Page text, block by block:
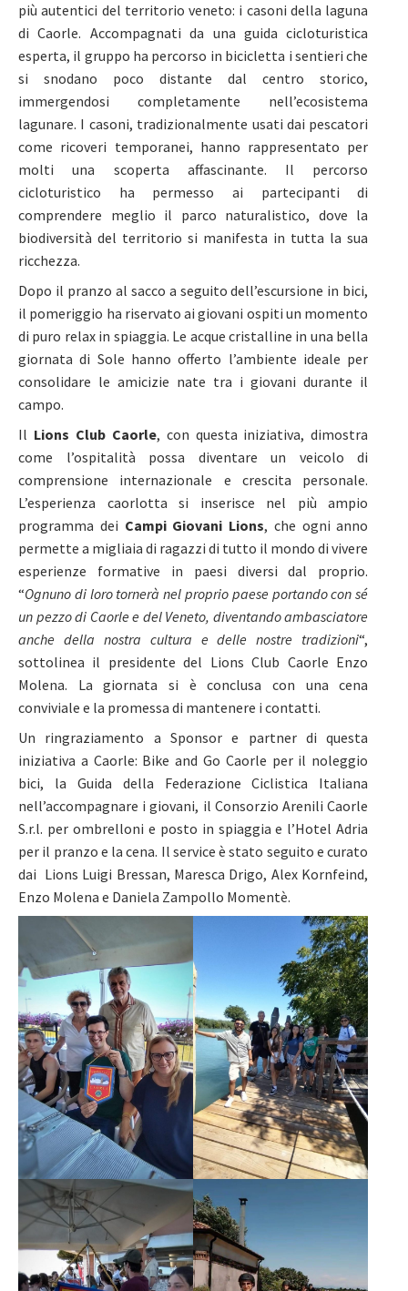
più autentici del territorio veneto: i casoni della laguna
di Caorle. Accompagnati da una guida cicloturistica
esperta, il gruppo ha percorso in bicicletta i sentieri che
si snodano poco distante dal centro storico,
immergendosi completamente nell’ecosistema
lagunare. I casoni, tradizionalmente usati dai pescatori
come ricoveri temporanei, hanno rappresentato per
molti una scoperta affascinante. Il percorso
cicloturistico ha permesso ai partecipanti di
comprendere meglio il parco naturalistico, dove la
biodiversità del territorio si manifesta in tutta la sua
ricchezza.
Dopo il pranzo al sacco a seguito dell’escursione in bici,
il pomeriggio ha riservato ai giovani ospiti un momento
di puro relax in spiaggia. Le acque cristalline in una bella
giornata di Sole hanno offerto l’ambiente ideale per
consolidare le amicizie nate tra i giovani durante il
campo.
Il Lions Club Caorle, con questa iniziativa, dimostra
come l’ospitalità possa diventare un veicolo di
comprensione internazionale e crescita personale.
L’esperienza caorlotta si inserisce nel più ampio
programma dei Campi Giovani Lions, che ogni anno
permette a migliaia di ragazzi di tutto il mondo di vivere
esperienze formative in paesi diversi dal proprio.
“Ognuno di loro tornerà nel proprio paese portando con sé
un pezzo di Caorle e del Veneto, diventando ambasciatore
anche della nostra cultura e delle nostre tradizioni“,
sottolinea il presidente del Lions Club Caorle Enzo
Molena. La giornata si è conclusa con una cena
conviviale e la promessa di mantenere i contatti.
Un ringraziamento a Sponsor e partner di questa
iniziativa a Caorle: Bike and Go Caorle per il noleggio
bici, la Guida della Federazione Ciclistica Italiana
nell’accompagnare i giovani, il Consorzio Arenili Caorle
S.r.l. per ombrelloni e posto in spiaggia e l’Hotel Adria
per il pranzo e la cena. Il service è stato seguito e curato
dai Lions Luigi Bressan, Maresca Drigo, Alex Kornfeind,
Enzo Molena e Daniela Zampollo Momentè.